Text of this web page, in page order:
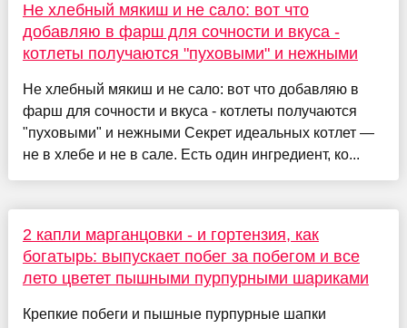
Не хлебный мякиш и не сало: вот что
добавляю в фарш для сочности и вкуса -
котлеты получаются "пуховыми" и нежными
Не хлебный мякиш и не сало: вот что добавляю в
фарш для сочности и вкуса - котлеты получаются
"пуховыми" и нежными Секрет идеальных котлет —
не в хлебе и не в сале. Есть один ингредиент, ко...
2 капли марганцовки - и гортензия, как
богатырь: выпускает побег за побегом и все
лето цветет пышными пурпурными шариками
Крепкие побеги и пышные пурпурные шапки